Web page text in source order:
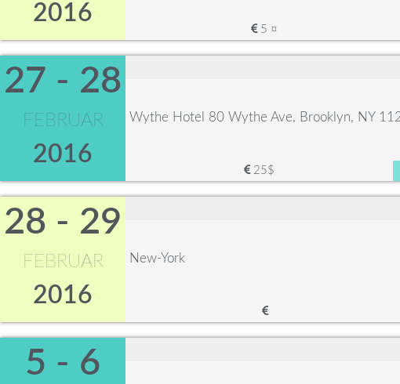
2016
5 ¤
27 - 28
FEBRUAR
2016
Wythe Hotel 80 Wythe Ave, Brooklyn, NY
25$
28 - 29
FEBRUAR
2016
New-York
5 - 6